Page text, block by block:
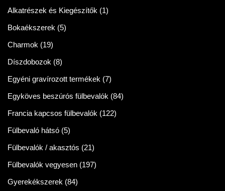
Alkatrészek és Kiegészítők (1)
Bokaékszerek (5)
Charmok (19)
Díszdobozok (8)
Egyéni gravírozott termékek (7)
Egyköves beszúrós fülbevalók (84)
Francia kapcsos fülbevalók (122)
Fülbevaló hátsó (5)
Fülbevalók / akasztós (21)
Fülbevalók vegyesen (197)
Gyerekékszerek (84)